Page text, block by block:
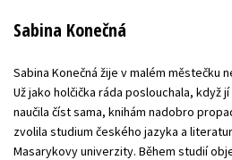
Sabina Konečná
Sabina Konečná žije v malém městečku
Už jako holčička ráda poslouchala, když
naučila číst sama, knihám nadobro
zvolila studium českého jazyka a
Masarykovy univerzity. Během studií